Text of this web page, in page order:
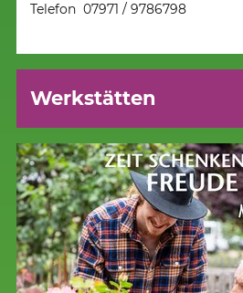
Telefon 07971 / 9786798
Werkstätten